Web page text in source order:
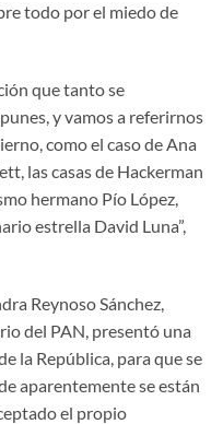
todo por el miedo de
que tanto se
y vamos a referirnos
como el caso de Ana
las casas de Hackerman
hermano Pío López,
estrella David Luna”,
Reynoso Sánchez,
del PAN, presentó una
la República, para que se
aparentemente se están
el propio